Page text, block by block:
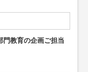
門教育の企画ご担当